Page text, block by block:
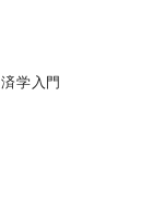
学入門